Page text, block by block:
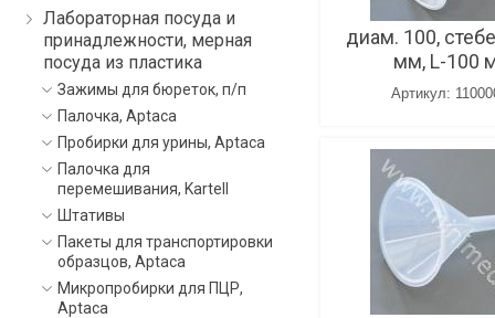
Лабораторная посуда и
принадлежности, мерная
посуда из пластика
Зажимы для бюреток, п/п
Палочка, Aptaca
Пробирки для урины, Aptaca
Палочка для
перемешивания, Kartell
Штативы
Пакеты для транспортировки
образцов, Aptaca
Микропробирки для ПЦР,
Aptaca
диам. 100,
мм, L-100
Артикул: